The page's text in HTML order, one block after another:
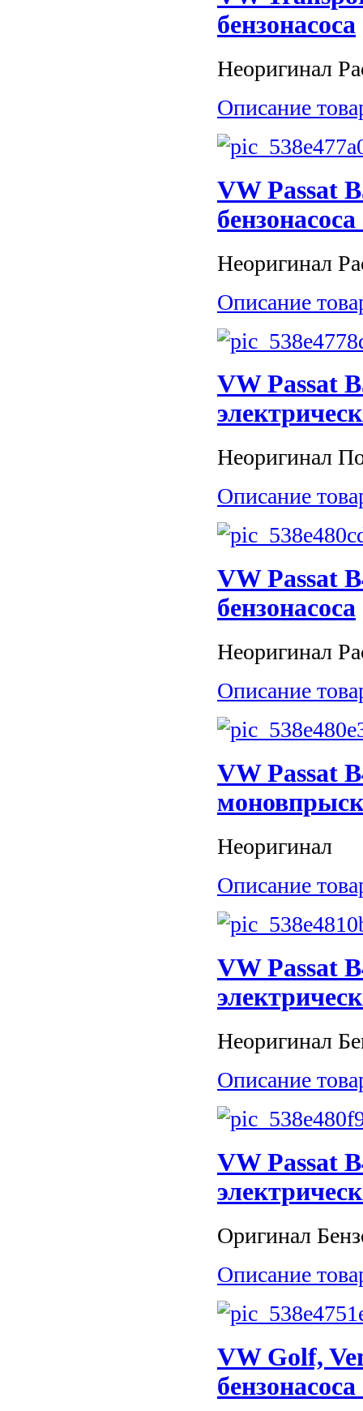
бензонасоса
Неоригинал
Описание
VW Passat
Неоригинал
Описание
VW Passat
Неоригинал
Описание
VW Passat
бензонасоса
Неоригинал
Описание
VW Passat
моновпрыск
Неоригинал
Описание
VW Passat
Неоригинал
Описание
VW Passat
Оригинал
Описание
VW Golf,